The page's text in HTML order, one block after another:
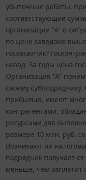
убыточные работы,
соответствующие
организации "А" в
по цене заведомо
госзаказчик?
назад. За годы цена
Организация "А"
своему
прибылью, имеют
контрагентами,
ресурсами для
размере 10 млн. руб.
Возникают ли
подрядчик получает
меньше, чем заплатит